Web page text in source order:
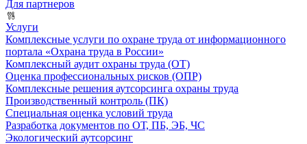
Для партнеров
Услуги
Комплексные услуги по охране труда от информационного
портала «Охрана труда в России»
Комплексный аудит охраны труда (ОТ)
Оценка профессиональных рисков (ОПР)
Комплексные решения аутсорсинга охраны труда
Производственный контроль (ПК)
Специальная оценка условий труда
Разработка документов по ОТ, ПБ, ЭБ, ЧС
Экологический аутсорсинг